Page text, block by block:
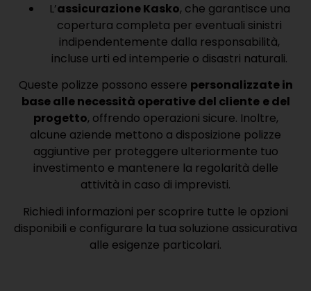
L’assicurazione Kasko, che garantisce una
copertura completa per eventuali sinistri
indipendentemente dalla responsabilità,
incluse urti ed intemperie o disastri naturali.
Queste polizze possono essere personalizzate in
base alle necessità operative del cliente e del
progetto, offrendo operazioni sicure. Inoltre,
alcune aziende mettono a disposizione polizze
aggiuntive per proteggere ulteriormente tuo
investimento e mantenere la regolarità delle
attività in caso di imprevisti.
Richiedi informazioni per scoprire tutte le opzioni
disponibili e configurare la tua soluzione assicurativa
alle esigenze particolari.